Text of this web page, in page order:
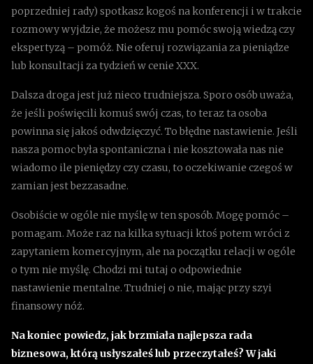
poprzedniej rady) spotkasz kogoś na konferencji i w trakcie
rozmowy wyjdzie, że możesz mu pomóc swoją wiedzą czy
ekspertyzą – pomóż. Nie oferuj rozwiązania za pieniądze
lub konsultacji za tydzień w cenie XXX.
Dalsza droga jest już nieco trudniejsza. Sporo osób uważa,
że jeśli poświęcili komuś swój czas, to teraz ta osoba
powinna się jakoś odwdzięczyć. To błędne nastawienie. Jeśli
nasza pomoc była spontaniczna i nie kosztowała nas nie
wiadomo ile pieniędzy czy czasu, to oczekiwanie czegoś w
zamian jest bezzasadne.
Osobiście w ogóle nie myślę w ten sposób. Mogę pomóc –
pomagam. Może raz na kilka sytuacji ktoś potem wróci z
zapytaniem komercyjnym, ale na początku relacji w ogóle
o tym nie myślę. Chodzi mi tutaj o odpowiednie
nastawienie mentalne. Trudniej o nie, mając przy szyi
finansowy nóż.
Na koniec powiedz, jak brzmiała najlepsza rada
biznesowa, którą usłyszałeś lub przeczytałeś? W jaki